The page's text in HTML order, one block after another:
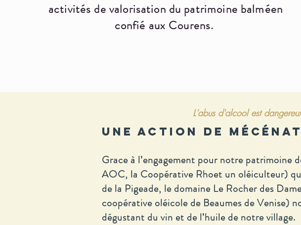
activités de valorisation du patrimoine balméen
confié aux Courens.
L'abus d'alcool est
UNE ACTION DE MÉCÉNAT
Grace à l’engagement pour notre patrimoine
AOC, la Coopérative Rhoet un oléiculteur)
de la Pigeade, le domaine Le Rocher des
coopérative oléicole de Beaumes de Venise)
dégustant du vin et de l’huile de notre village.